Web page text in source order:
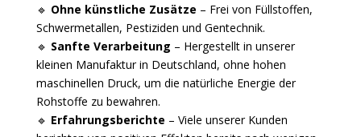
🔹 Ohne künstliche Zusätze – Frei von Füllstoffen,
Schwermetallen, Pestiziden und Gentechnik.
🔹 Sanfte Verarbeitung – Hergestellt in unserer
kleinen Manufaktur in Deutschland, ohne hohen
maschinellen Druck, um die natürliche Energie der
Rohstoffe zu bewahren.
🔹 Erfahrungsberichte – Viele unserer Kunden